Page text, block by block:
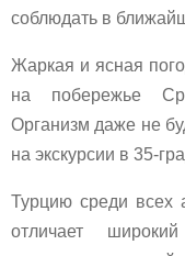
соблюдать в
Жаркая и ясная
на побережье
Организм даже не
на экскурсии в 35-
Турцию среди всех
отличает